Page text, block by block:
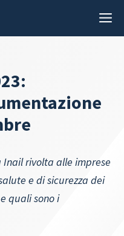
rivolta alle imprese
e di sicurezza dei
quali sono i